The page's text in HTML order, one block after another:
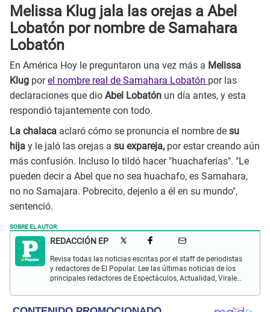
Melissa Klug jala las orejas a Abel
Lobatón por nombre de Samahara
Lobatón
En América Hoy le preguntaron una vez más a Melissa
Klug porel nombre real de Samahara Lobatón por las
declaraciones que dio Abel Lobatón un día antes, y esta
respondió tajantemente con todo.
La chalaca aclaró cómo se pronuncia el nombre de su
hija y le jaló las orejas a su expareja, por estar creando aún
más confusión. Incluso lo tildó hacer "huachaferías". "Le
pueden decir a Abel que no sea huachafo, es Samahara,
no no Samajara. Pobrecito, dejenlo a él en su mundo",
sentenció.
SOBRE EL AUTOR:
REDACCIÓN EP
Revisa todas las noticias escritas por el staff de periodistas
y redactores de El Popular. Lee las últimas noticias de los
principales redactores de Espectáculos, Actualidad, Virales,